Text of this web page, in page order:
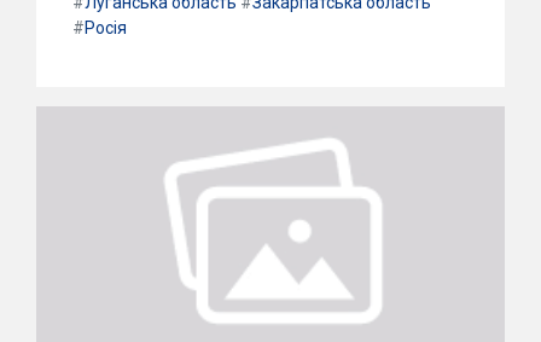
#Росія